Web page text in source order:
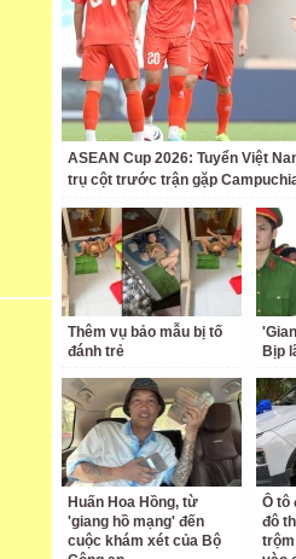
ASEAN Cup 2026: Tuyển Việt
trụ cột trước trận gặp
Thêm vụ bảo mẫu bị tố
đánh trẻ
Bịp
Huấn Hoa Hồng, từ
'giang hồ mạng' đến
cuộc khám xét của Bộ
Ô tô
đô
trộm